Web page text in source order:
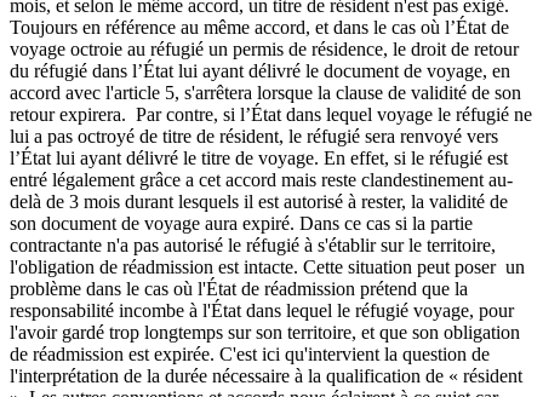
mois, et selon le même accord, un titre de résident n'est pas exigé.
Toujours en référence au même accord, et dans le cas où l’État de
voyage octroie au réfugié un permis de résidence, le droit de retour
du réfugié dans l’État lui ayant délivré le document de voyage, en
accord avec l'article 5, s'arrêtera lorsque la clause de validité de son
retour expirera. Par contre, si l’État dans lequel voyage le réfugié ne
lui a pas octroyé de titre de résident, le réfugié sera renvoyé vers
l’État lui ayant délivré le titre de voyage. En effet, si le réfugié est
entré légalement grâce a cet accord mais reste clandestinement au-
delà de 3 mois durant lesquels il est autorisé à rester, la validité de
son document de voyage aura expiré. Dans ce cas si la partie
contractante n'a pas autorisé le réfugié à s'établir sur le territoire,
l'obligation de réadmission est intacte. Cette situation peut poser un
problème dans le cas où l'État de réadmission prétend que la
responsabilité incombe à l'État dans lequel le réfugié voyage, pour
l'avoir gardé trop longtemps sur son territoire, et que son obligation
de réadmission est expirée. C'est ici qu'intervient la question de
l'interprétation de la durée nécessaire à la qualification de « résident